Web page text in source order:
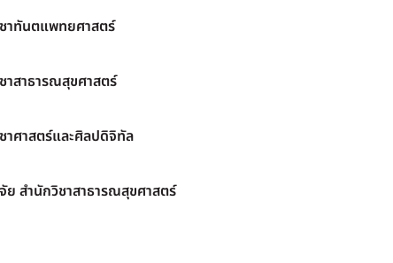
าทันตแพทยศาสตร์
าสาธารณสุขศาสตร์
าศาสตร์และศิลปดิจิทัล
ย สำนักวิชาสาธารณสุขศาสตร์